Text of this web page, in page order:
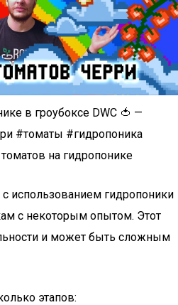
в гроубоксе DWC 🍅 —
#томаты #гидропоника
на гидропонике
использованием гидропоники
с некоторым опытом. Этот
и может быть сложным
этапов: